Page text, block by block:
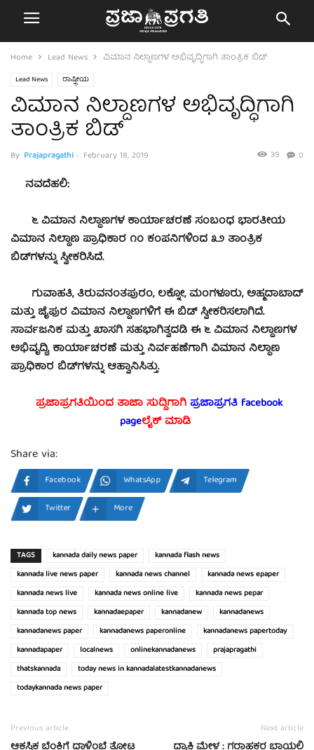
Home Lead News ವಿಮಾನ ನಿಲ್ದಾಣಗಳ ಅಭಿವೃದ್ಧಿಗಾಗಿ ತಾಂತ್ರಿಕ ಬಿಡ್
Lead News ರಾಷ್ಟ್ರೀಯ
ವಿಮಾನ ನಿಲ್ದಾಣಗಳ ಅಭಿವೃದ್ಧಿಗಾಗಿ
ತಾಂತ್ರಿಕ ಬಿಡ್
By Prajapragathi- February 18, 2019 0
39
ನವದೆಹಲಿ:
೬ ವಿಮಾನ ನಿಲ್ದಾಣಗಳ ಕಾರ್ಯಾಚರಣೆ ಸಂಬಂಧ ಭಾರತೀಯ
ವಿಮಾನ ನಿಲ್ದಾಣ ಪ್ರಾಧಿಕಾರ ೧೦ ಕಂಪನಿಗಳಿಂದ ೩೨ ತಾಂತ್ರಿಕ
ಬಿಡ್‌ಗಳನ್ನು ಸ್ವೀಕರಿಸಿದೆ.
ಗುವಾಹತಿ, ತಿರುವನಂತಪುರಂ, ಲಕ್ನೋ, ಮಂಗಳೂರು, ಅಹ್ಮದಾಬಾದ್
ಮತ್ತು ಜೈಪುರ ವಿಮಾನ ನಿಲ್ದಾಣಗಳಿಗೆ ಈ ಬಿಡ್ ಸ್ವೀಕರಿಸಲಾಗಿದೆ.
ಸಾರ್ವಜನಿಕ ಮತ್ತು ಖಾಸಗಿ ಸಹಭಾಗಿತ್ವದಡಿ ಈ ೬ ವಿಮಾನ ನಿಲ್ದಾಣಗಳ
ಅಭಿವೃದ್ಧಿ, ಕಾರ್ಯಾಚರಣೆ ಮತ್ತು ನಿರ್ವಹಣೆಗಾಗಿ ವಿಮಾನ ನಿಲ್ದಾಣ
ಪ್ರಾಧಿಕಾರ ಬಿಡ್‌ಗಳನ್ನು ಆಹ್ವಾನಿಸಿತ್ತು.
ಪ್ರಜಾಪ್ರಗತಿಯಿಂದ ತಾಜಾ ಸುದ್ದಿಗಾಗಿ ಪ್ರಜಾಪ್ರಗತಿ facebook
pageಲೈಕ್ ಮಾಡಿ
Share via:
Facebook WhatsApp
Telegram
Twitter
More
TAGS kannada daily news paper
kannada flash news
kannada live news paper
kannada news channel
kannada news epaper
kannada news live
kannada news online live
kannada news pepar
kannada top news
kannadaepaper kannadanew
kannadanews
kannadanews paper
kannadanews paperonline
kannadanews papertoday
kannadapaper
localnews onlinekannadanews
prajapragathi
thatskannada
today news in kannadalatestkannadanews
todaykannada news paper
Previous article Next article